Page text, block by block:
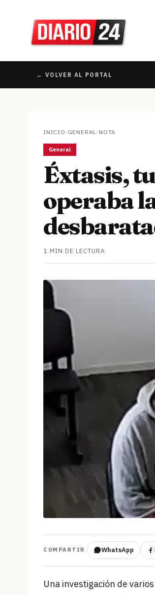
← VOLVER AL PORTAL
INICIO› GENERAL› NOTA
General
Éxtasis,
operaba
1 MIN DE LECTURA
COMPARTIR WhatsApp
Una investigación de